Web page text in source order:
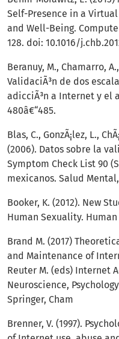
Self-Presence in a
and Well-Being.
128. doi: 10.1016/
Beranuy, M., Chamarro,
ValidaciÃ³n de dos
adicciÃ³n a Internet y el
480â€“485.
Blas, C., GonzÃ¡lez, L.,
(2006). Datos sobre la
Symptom Check List 90
mexicanos. Salud Mental,
Booker, K. (2012). New
Human Sexuality. Human
Brand M. (2017)
and Maintenance of
Reuter M. (eds) Internet
Neuroscience,
Springer, Cham
Brenner, V. (1997).